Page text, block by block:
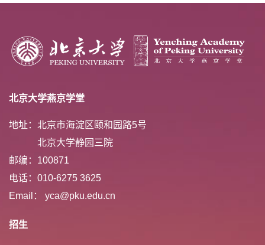
北京大学燕京学堂
地址：北京市海淀区颐和园路5号
北京大学静园三院
邮编：100871
电话：010-6275 3625
Email： yca@pku.edu.cn
招生